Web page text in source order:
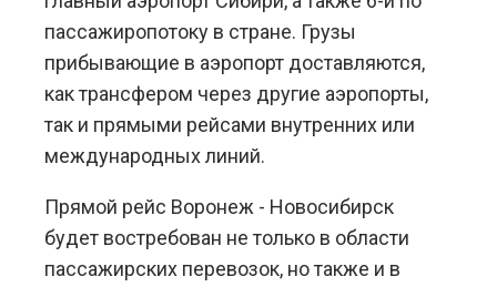
пассажиропотоку в стране. Грузы
прибывающие в аэропорт доставляются,
как трансфером через другие аэропорты,
так и прямыми рейсами внутренних или
международных линий.
Прямой рейс Воронеж - Новосибирск
будет востребован не только в области
пассажирских перевозок, но также и в